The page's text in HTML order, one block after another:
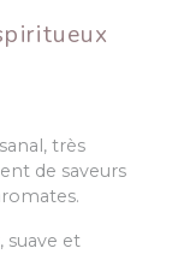
très
de saveurs
suave et